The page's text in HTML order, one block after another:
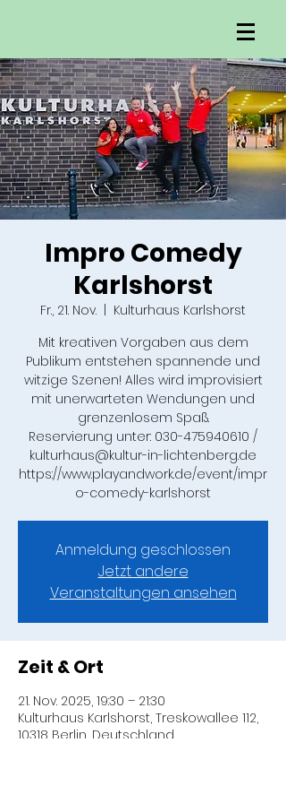
Impro Comedy
Karlshorst
Fr., 21. Nov.
Kulturhaus Karlshorst
Mit kreativen Vorgaben aus dem
Publikum entstehen spannende und
witzige Szenen! Alles wird improvisiert
mit unerwarteten Wendungen und
grenzenlosem Spaß.
Reservierung unter: 030-475940610 /
kulturhaus@kultur-in-lichtenberg.de
https://www.playandwork.de/event/impr
o-comedy-karlshorst
Anmeldung geschlossen
Jetzt andere
Veranstaltungen ansehen
Zeit & Ort
21. Nov. 2025, 19:30 – 21:30
Kulturhaus Karlshorst, Treskowallee 112,
10318 Berlin, Deutschland